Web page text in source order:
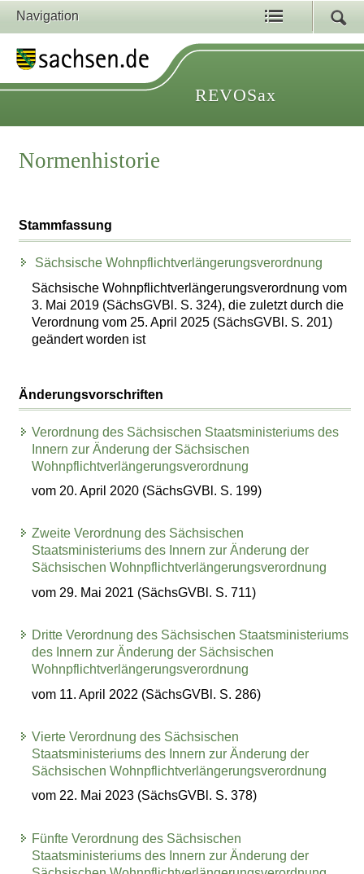
Navigation
REVOSax
Normenhistorie
Stammfassung
Sächsische Wohnpflichtverlängerungsverordnung
Sächsische Wohnpflichtverlängerungsverordnung vom
3. Mai 2019 (SächsGVBl. S. 324), die zuletzt durch die
Verordnung vom 25. April 2025 (SächsGVBl. S. 201)
geändert worden ist
Änderungsvorschriften
Verordnung des Sächsischen Staatsministeriums des
Innern zur Änderung der Sächsischen
Wohnpflichtverlängerungsverordnung
vom 20. April 2020 (SächsGVBl. S. 199)
Zweite Verordnung des Sächsischen
Staatsministeriums des Innern zur Änderung der
Sächsischen Wohnpflichtverlängerungsverordnung
vom 29. Mai 2021 (SächsGVBl. S. 711)
Dritte Verordnung des Sächsischen Staatsministeriums
des Innern zur Änderung der Sächsischen
Wohnpflichtverlängerungsverordnung
vom 11. April 2022 (SächsGVBl. S. 286)
Vierte Verordnung des Sächsischen
Staatsministeriums des Innern zur Änderung der
Sächsischen Wohnpflichtverlängerungsverordnung
vom 22. Mai 2023 (SächsGVBl. S. 378)
Fünfte Verordnung des Sächsischen
Staatsministeriums des Innern zur Änderung der